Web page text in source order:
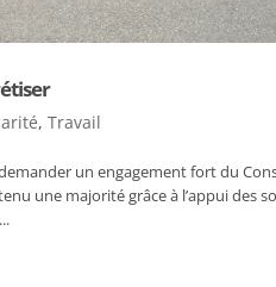
, Travail
un engagement fort du
une majorité grâce à l’appui des